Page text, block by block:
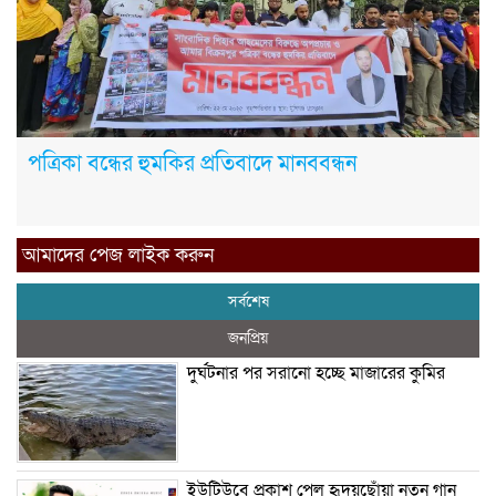
পত্রিকা বন্ধের হুমকির প্রতিবাদে মানববন্ধন
আমাদের পেজ লাইক করুন
সর্বশেষ
জনপ্রিয়
দুর্ঘটনার পর সরানো হচ্ছে মাজারের কুমির
ইউটিউবে প্রকাশ পেল হৃদয়ছোঁয়া নতুন গান